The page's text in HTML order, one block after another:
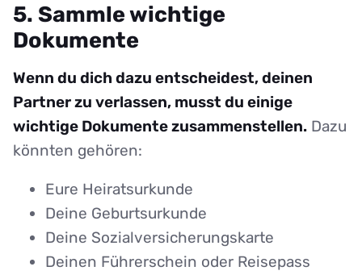
5. Sammle wichtige
Dokumente
Wenn du dich dazu entscheidest, deinen
Partner zu verlassen, musst du einige
wichtige Dokumente zusammenstellen. Dazu
könnten gehören:
Eure Heiratsurkunde
Deine Geburtsurkunde
Deine Sozialversicherungskarte
Deinen Führerschein oder Reisepass